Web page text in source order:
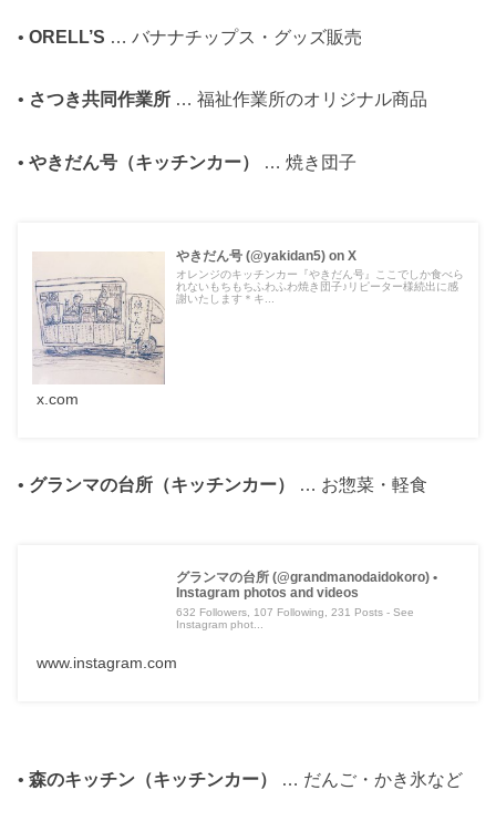
• ORELL’S … バナナチップス・グッズ販売
• さつき共同作業所 … 福祉作業所のオリジナル商品
• やきだん号（キッチンカー） … 焼き団子
やきだん号 (@yakidan5) on X
オレンジのキッチンカー『やきだん号』ここでしか食べら
れないもちもちふわふわ焼き団子♪リピーター様続出に感
謝いたします＊キ...
x.com
• グランマの台所（キッチンカー） … お惣菜・軽食
グランマの台所 (@grandmanodaidokoro) •
Instagram photos and videos
632 Followers, 107 Following, 231 Posts - See
Instagram phot...
www.instagram.com
• 森のキッチン（キッチンカー） … だんご・かき氷など